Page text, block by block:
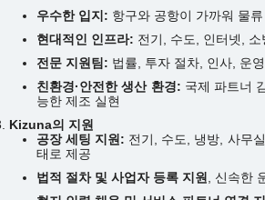
우수한 입지: 항구와 공항이 가까워 물
현대적인 인프라: 전기, 수도, 인터넷,
전문 지원팀: 법률, 투자 절차, 인사, 운
친환경·안전한 생산 환경: 국제 파트너
능한 제조 실현
Kizuna의 지원
공장 세팅 지원: 전기, 수도, 냉방, 사무
태로 제공
법적 절차 및 사업자 등록 지원
, 신속한